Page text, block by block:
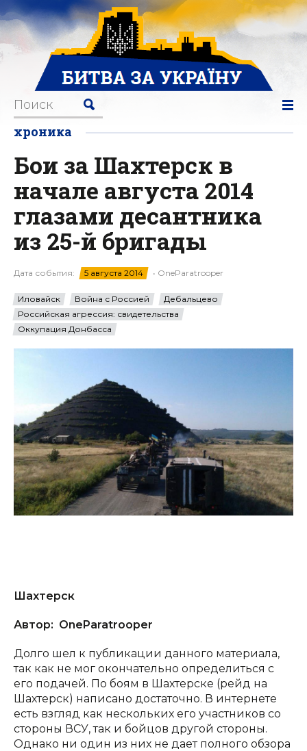
хроника
Бои за Шахтерск в
начале августа 2014
глазами десантника
из 25-й бригады
Дата события: 5 августа 2014 • OneParatrooper
Иловайск Война с Россией
Дебальцево
Российская агрессия: свидетельства
Оккупация Донбасса
Шахтерск
Автор: OneParatrooper
Долго шел к публикации данного материала,
так как не мог окончательно определиться с
его подачей. По боям в Шахтерске (рейд на
Шахтерск) написано достаточно. В интернете
есть взгляд как нескольких его участников со
стороны ВСУ, так и бойцов другой стороны.
Однако ни один из них не дает полного обзора